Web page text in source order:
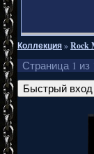
Коллекция»Rock
Страница 1 из